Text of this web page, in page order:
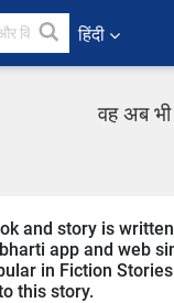
हिंदी
वह अब भी
and story is
app and web
in Fiction
this story.